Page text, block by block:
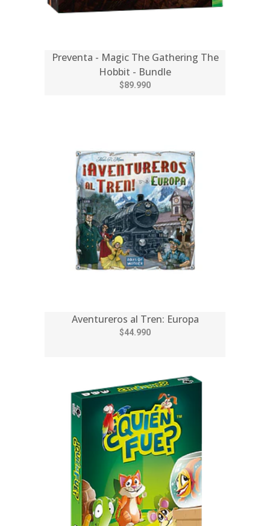
Preventa - Magic The Gathering The
Hobbit - Bundle
$89.990
Aventureros al Tren: Europa
$44.990